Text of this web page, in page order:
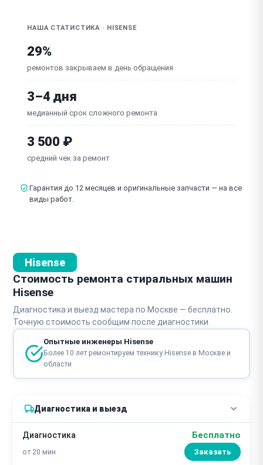
НАША СТАТИСТИКА · HISENSE
29%
ремонтов закрываем в день обращения
3–4 дня
медианный срок сложного ремонта
3 500 ₽
средний чек за ремонт
Гарантия до 12 месяцев и оригинальные запчасти — на все
виды работ.
Hisense
Стоимость ремонта стиральных машин
Hisense
Диагностика и выезд мастера по Москве — бесплатно.
Точную стоимость сообщим после диагностики.
Опытные инженеры Hisense
Более 10 лет ремонтируем технику Hisense в Москве и
области
Диагностика и выезд
Диагностика
от 20 мин
Бесплатно
Заказать